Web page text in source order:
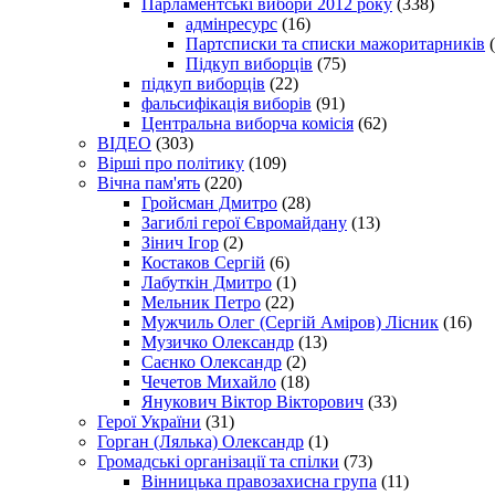
адмінресурс (16)
Партсписки та списки мажоритарників
Підкуп виборців (75)
підкуп виборців (22)
фальсифікація виборів (91)
Центральна виборча комісія (62)
ВІДЕО (303)
Вірші про політику (109)
Вічна пам'ять (220)
Гройсман Дмитро (28)
Загиблі герої Євромайдану (13)
Зінич Ігор (2)
Костаков Сергій (6)
Лабуткін Дмитро (1)
Мельник Петро (22)
Мужчиль Олег (Сергій Аміров) Лісник (16)
Музичко Олександр (13)
Саєнко Олександр (2)
Чечетов Михайло (18)
Янукович Віктор Вікторович (33)
Герої України (31)
Горган (Лялька) Олександр (1)
Громадські організації та спілки (73)
Вінницька правозахисна група (11)